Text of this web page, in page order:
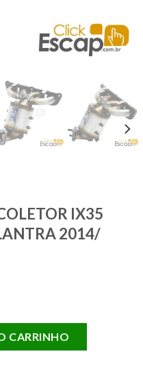
IX35
2014/
CARRINHO